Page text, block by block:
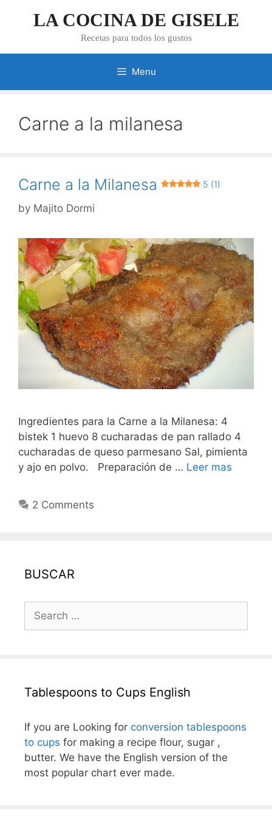
LA COCINA DE GISELE
Recetas para todos los gustos
Menu
Carne a la milanesa
Carne a la Milanesa 5 (1)
by Majito Dormi
Ingredientes para la Carne a la Milanesa: 4
bistek 1 huevo 8 cucharadas de pan rallado 4
cucharadas de queso parmesano Sal, pimienta
y ajo en polvo. Preparación de … Leer mas
2 Comments
BUSCAR
Search
for:
Tablespoons to Cups English
If you are Looking for conversion tablespoons
to cups for making a recipe flour, sugar ,
butter. We have the English version of the
most popular chart ever made.